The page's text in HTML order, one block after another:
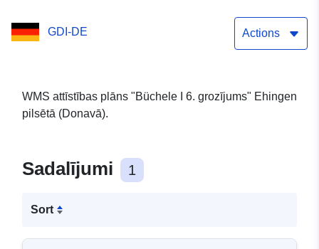
GDI-DE Actions
WMS attīstības plāns "Büchele I 6. grozījums" Ehingen
pilsētā (Donavā).
Sadalījumi 1
Sort